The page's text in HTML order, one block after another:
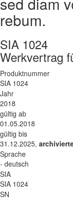
rebum.
SIA 1024
Werkvertrag
Produktnummer
SIA 1024
Jahr
2018
gültig ab
01.05.2018
gültig bis
31.12.2025,
Sprache
- deutsch
SIA
SIA 1024
SN